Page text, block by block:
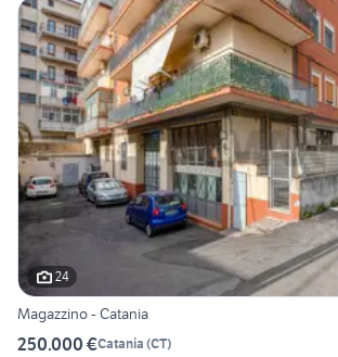
24
Magazzino - Catania
250.000 €Catania (CT)